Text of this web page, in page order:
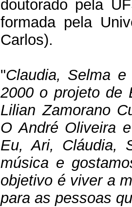
doutorado pela
formada pela
Carlos).
"Claudia, Selma
2000 o projeto de
Lilian Zamorano
O André Oliveira
Eu, Ari, Cláudia,
música e
objetivo é viver a
para as pessoas